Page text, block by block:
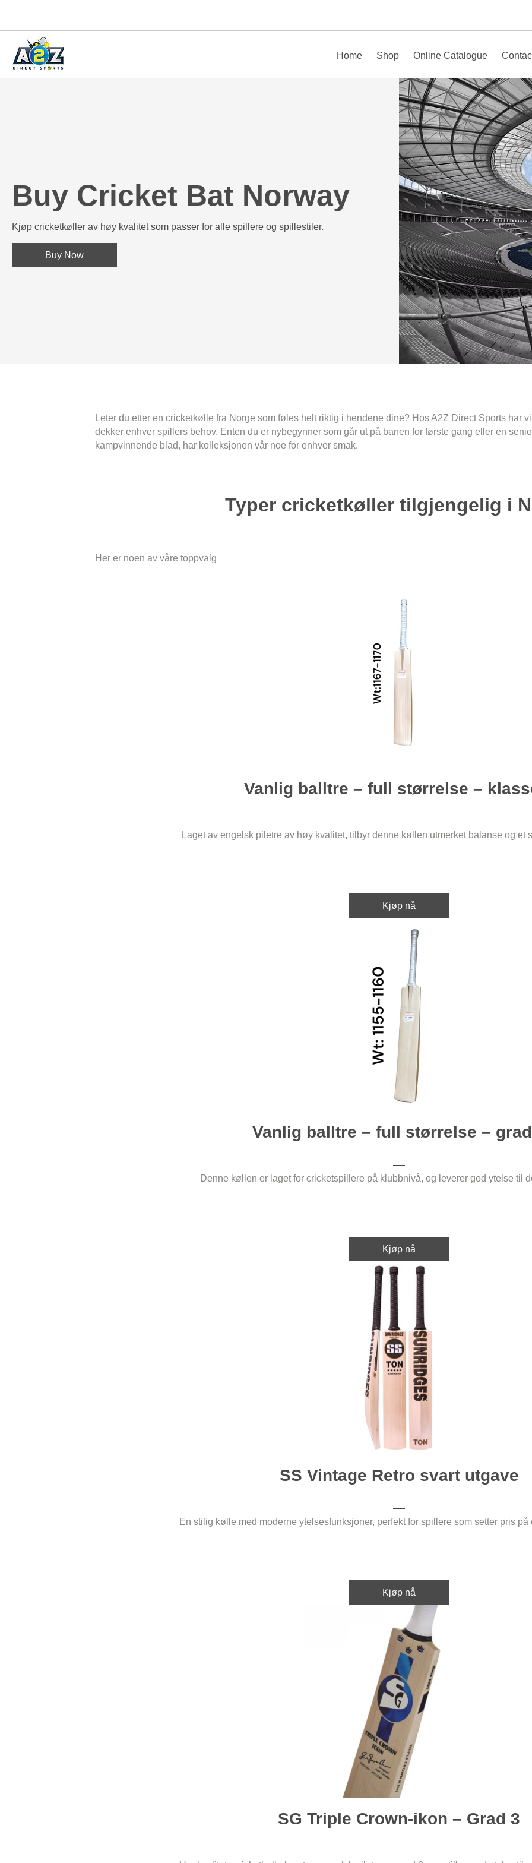
Home Shop Online Catalogue
Buy Cricket Bat Norway
Kjøp cricketkøller av høy kvalitet som passer for alle spillere og spillestiler.
Buy Now
Leter du etter en cricketkølle fra Norge som føles helt riktig i hendene dine? Hos A2Z Direct Sports har
dekker enhver spillers behov. Enten du er nybegynner som går ut på banen for første gang eller en
kampvinnende blad, har kolleksjonen vår noe for enhver smak.
Typer cricketkøller tilgjengelig i
Her er noen av våre toppvalg
Vanlig balltre – full størrelse –
Laget av engelsk piletre av høy kvalitet, tilbyr denne køllen utmerket balanse og et
Kjøp nå
Vanlig balltre – full størrelse –
Denne køllen er laget for cricketspillere på klubbnivå, og leverer god ytelse til
Kjøp nå
SS Vintage Retro svart utgave
En stilig kølle med moderne ytelsesfunksjoner, perfekt for spillere som setter pris
Kjøp nå
SG Triple Crown-ikon – Grad 3